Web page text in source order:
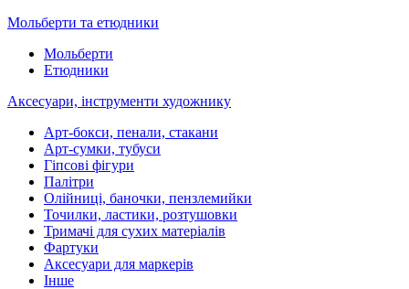
Мольберти та етюдники
Мольберти
Етюдники
Аксесуари, інструменти художнику
Арт-бокси, пенали, стакани
Арт-сумки, тубуси
Гіпсові фігури
Палітри
Олійниці, баночки, пензлемийки
Точилки, ластики, розтушовки
Тримачі для сухих матеріалів
Фартуки
Аксесуари для маркерів
Інше